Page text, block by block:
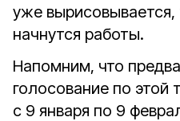
уже вырисовывается,
начнутся работы.
Напомним, что
голосование по этой
с 9 января по 9